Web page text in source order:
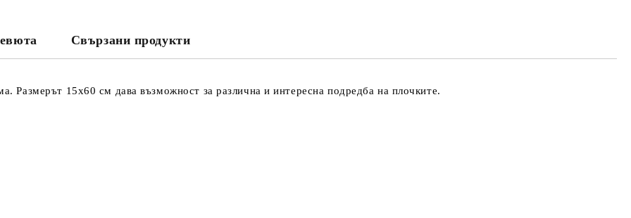
Свързани продукти
Размерът 15х60 см дава възможност за различна и интересна подредба на плочките.